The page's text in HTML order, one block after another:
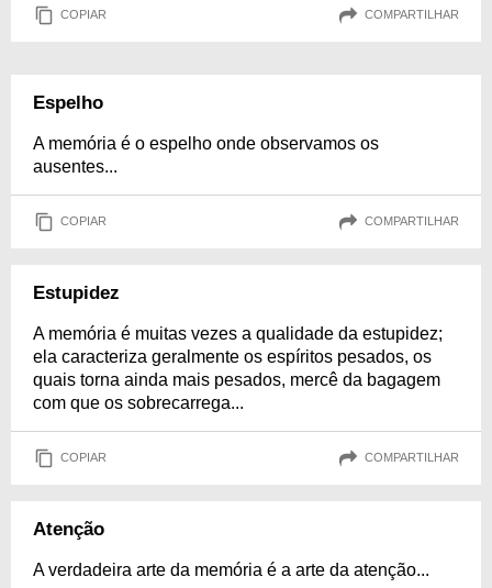
COPIAR COMPARTILHAR
Espelho
A memória é o espelho onde observamos os
ausentes...
COPIAR COMPARTILHAR
Estupidez
A memória é muitas vezes a qualidade da estupidez;
ela caracteriza geralmente os espíritos pesados, os
quais torna ainda mais pesados, mercê da bagagem
com que os sobrecarrega...
COPIAR COMPARTILHAR
Atenção
A verdadeira arte da memória é a arte da atenção...